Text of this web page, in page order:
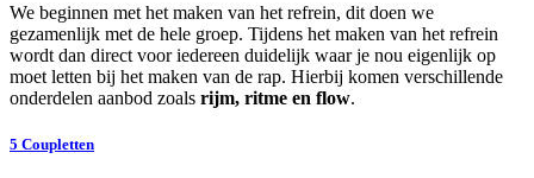
We beginnen met het maken van het refrein, dit doen we
gezamenlijk met de hele groep. Tijdens het maken van het refrein
wordt dan direct voor iedereen duidelijk waar je nou eigenlijk op
moet letten bij het maken van de rap. Hierbij komen verschillende
onderdelen aanbod zoals rijm, ritme en flow.
5 Coupletten